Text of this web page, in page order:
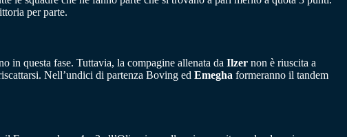
per parte.
in questa fase. Tuttavia, la compagine allenata da Ilzer non è riuscita a
Nell’undici di partenza Boving ed Emegha formeranno il tandem